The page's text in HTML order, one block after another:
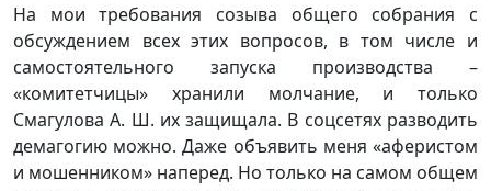
На мои требования созыва общего собрания с
обсуждением всех этих вопросов, в том числе и
самостоятельного запуска производства –
«комитетчицы» хранили молчание, и только
Смагулова А. Ш. их защищала. В соцсетях разводить
демагогию можно. Даже объявить меня «аферистом
и мошенником» наперед. Но только на самом общем